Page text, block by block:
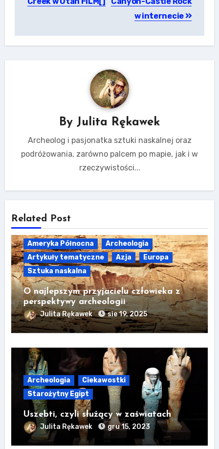
w internecie
By Julita Rękawek
Archeolog i pasjonatka sztuki naskalnej oraz
podróżowania, zarówno palcem po mapie, jak i w
rzeczywistości...
Related Post
Ameryka Północna
Archeologia
Artykuły tematyczne
Azja
Europa
Sztuka naskalna
O najlepszym przyjacielu człowieka z
perspektywy archeologii
Julita Rękawek sie 19, 2025
Archeologia
Ciekawostki
Starożytny Egipt
Uszebti, czyli służący w zaświatach
Julita Rękawek gru 15, 2023